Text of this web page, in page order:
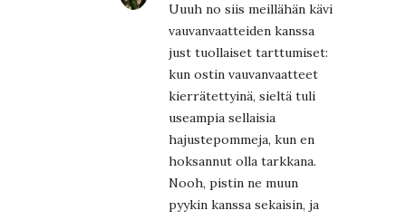
Uuuh no siis meillähän kävi
vauvanvaatteiden kanssa
just tuollaiset tarttumiset:
kun ostin vauvanvaatteet
kierrätettyinä, sieltä tuli
useampia sellaisia
hajustepommeja, kun en
hoksannut olla tarkkana.
Nooh, pistin ne muun
pyykin kanssa sekaisin, ja